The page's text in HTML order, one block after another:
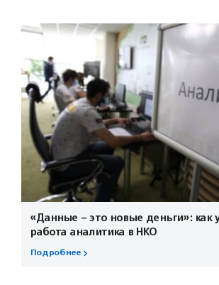
«Данные – это новые деньги»: как
работа аналитика в НКО
Подробнее